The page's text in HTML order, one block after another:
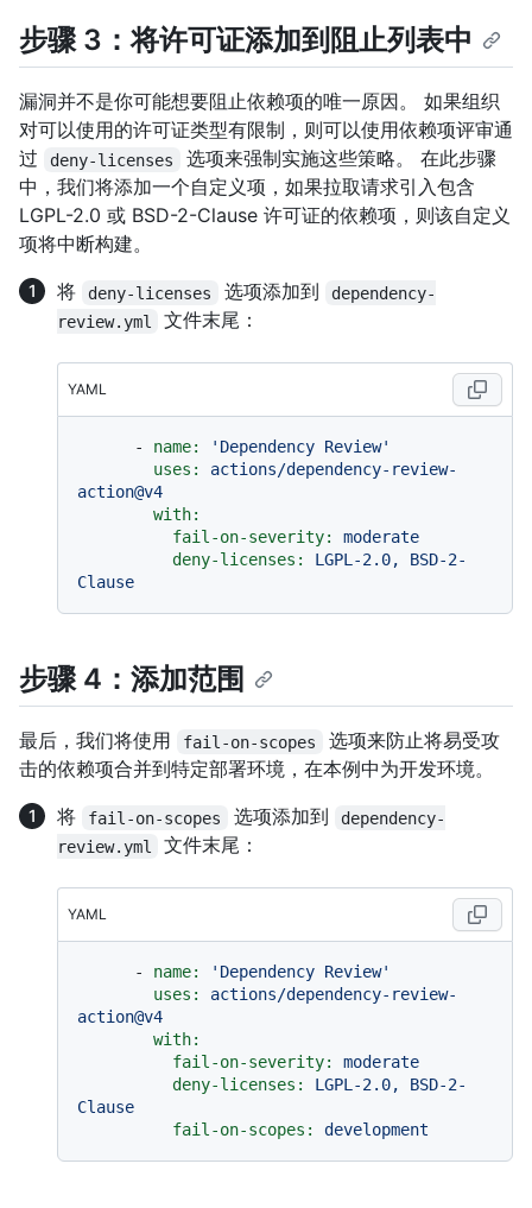
步骤 3：将许可证添加到阻止列表中
漏洞并不是你可能想要阻止依赖项的唯一原因。 如果组织
对可以使用的许可证类型有限制，则可以使用依赖项评审通
过
deny-licenses
选项来强制实施这些策略。 在此步骤
中，我们将添加一个自定义项，如果拉取请求引入包含
LGPL-2.0 或 BSD-2-Clause 许可证的依赖项，则该自定义
项将中断构建。
将
deny-licenses 选项添加到
dependency-
review.yml
文件末尾：
YAML
- name:
'Dependency Review'
uses:
actions/dependency-review-
action@v4
with:
fail-on-severity:
moderate
deny-licenses:
LGPL-2.0,
BSD-2-
Clause
步骤 4：添加范围
最后，我们将使用 fail-on-scopes
选项来防止将易受攻
击的依赖项合并到特定部署环境，在本例中为开发环境。
将
fail-on-scopes 选项添加到
dependency-
review.yml
文件末尾：
YAML
- name:
'Dependency Review'
uses:
actions/dependency-review-
action@v4
with:
fail-on-severity:
moderate
deny-licenses:
LGPL-2.0,
BSD-2-
Clause
fail-on-scopes:
development